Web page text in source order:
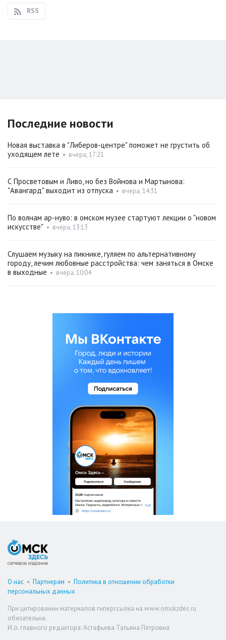
RSS
Последние новости
Новая выставка в "Либеров-центре" поможет не грустить об
уходящем лете • вчера, 17:21
С Просветовым и Ливо, но без Войнова и Мартынова:
"Авангард" выходит из отпуска • вчера, 14:31
По волнам ар-нуво: в омском музее стартуют лекции о "новом
искусстве" • вчера, 13:13
Слушаем музыку на пикнике, гуляем по альтернативному
городу, лечим любовные расстройства: чем заняться в Омске
в выходные • вчера, 10:04
О нас • Партнерам • Политика в отношении обработки
персональных данных
При цитировании материалов гиперссылка на www.omskzdes.ru
обязательна.
И.о. главного редактора: Астафьева Татьяна Петровна